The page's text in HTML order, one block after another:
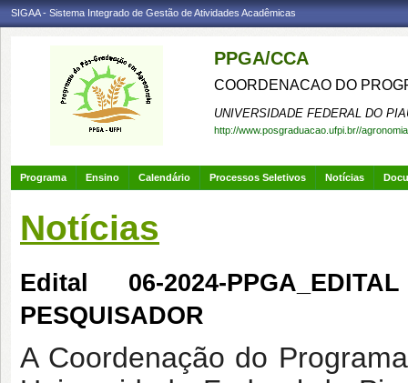
SIGAA - Sistema Integrado de Gestão de Atividades Acadêmicas
PPGA/CCA
COORDENACAO DO
UNIVERSIDADE FEDERAL DO
http://www.posgraduacao.ufpi.br//agronomia
Programa Ensino Calendário Processos Seletivos Notícias
Notícias
Edital 06-2024-
PESQUISADOR
A Coordenação do